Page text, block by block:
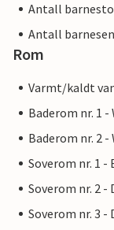
Antall
Antall
Rom
Varmt/kaldt
Baderom nr. 1 -
Baderom nr. 2 -
Soverom nr. 1
Soverom nr. 2
Soverom nr. 3